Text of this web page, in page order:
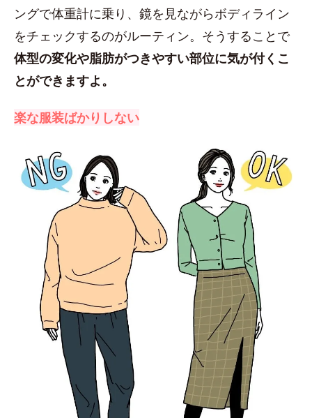
ングで体重計に乗り、鏡を見ながらボディライン
をチェックするのがルーティン。そうすることで
体型の変化や脂肪がつきやすい部位に気が付くこ
とができますよ。
楽な服装ばかりしない